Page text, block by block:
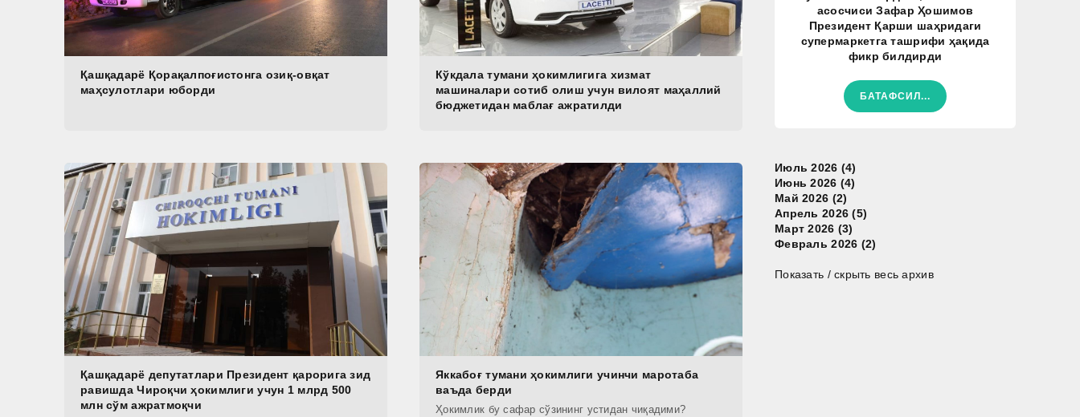
Қашқадарё Қорақалпоғистонга озиқ-овқат
маҳсулотлари юборди
Кўкдала тумани ҳокимлигига хизмат
машиналари сотиб олиш учун вилоят маҳаллий
бюджетидан маблағ ажратилди
Қашқадарё депутатлари Президент қарорига зид
равишда Чироқчи ҳокимлиги учун 1 млрд 500
млн сўм ажратмоқчи
Яккабоғ тумани ҳокимлиги учинчи маротаба
ваъда берди
Ҳокимлик бу сафар сўзининг устидан чиқадими?
асосчиси Зафар Ҳошимов
Президент Қарши шаҳридаги
супермаркетга ташрифи ҳақида
фикр билдирди
БАТАФСИЛ...
Июль 2026 (4)
Июнь 2026 (4)
Май 2026 (2)
Апрель 2026 (5)
Март 2026 (3)
Февраль 2026 (2)
Показать / скрыть весь архив